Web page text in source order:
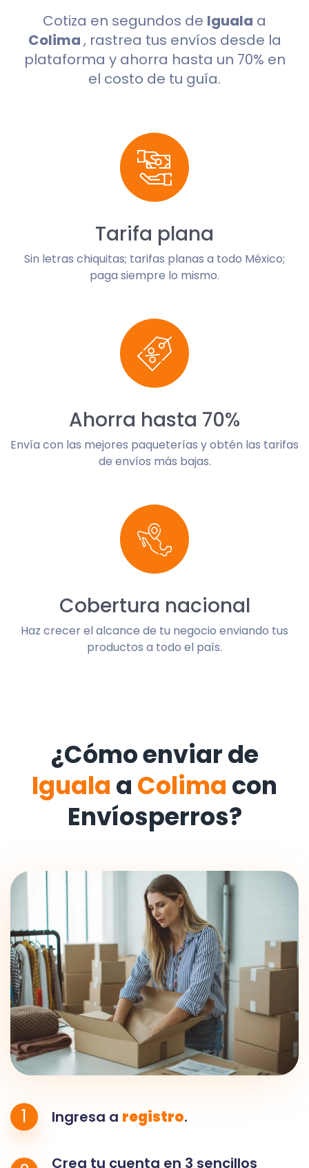
Cotiza en segundos de Iguala a
Colima, rastrea tus envíos desde la
plataforma y ahorra hasta un 70% en
el costo de tu guía.
Tarifa plana
Sin letras chiquitas; tarifas planas a todo México;
paga siempre lo mismo.
Ahorra hasta 70%
Envía con las mejores paqueterías y obtén las tarifas
de envíos más bajas.
Cobertura nacional
Haz crecer el alcance de tu negocio enviando tus
productos a todo el país.
¿Cómo enviar de
Iguala a Colima con
Envíosperros?
1 Ingresa a registro.
Crea tu cuenta en 3 sencillos